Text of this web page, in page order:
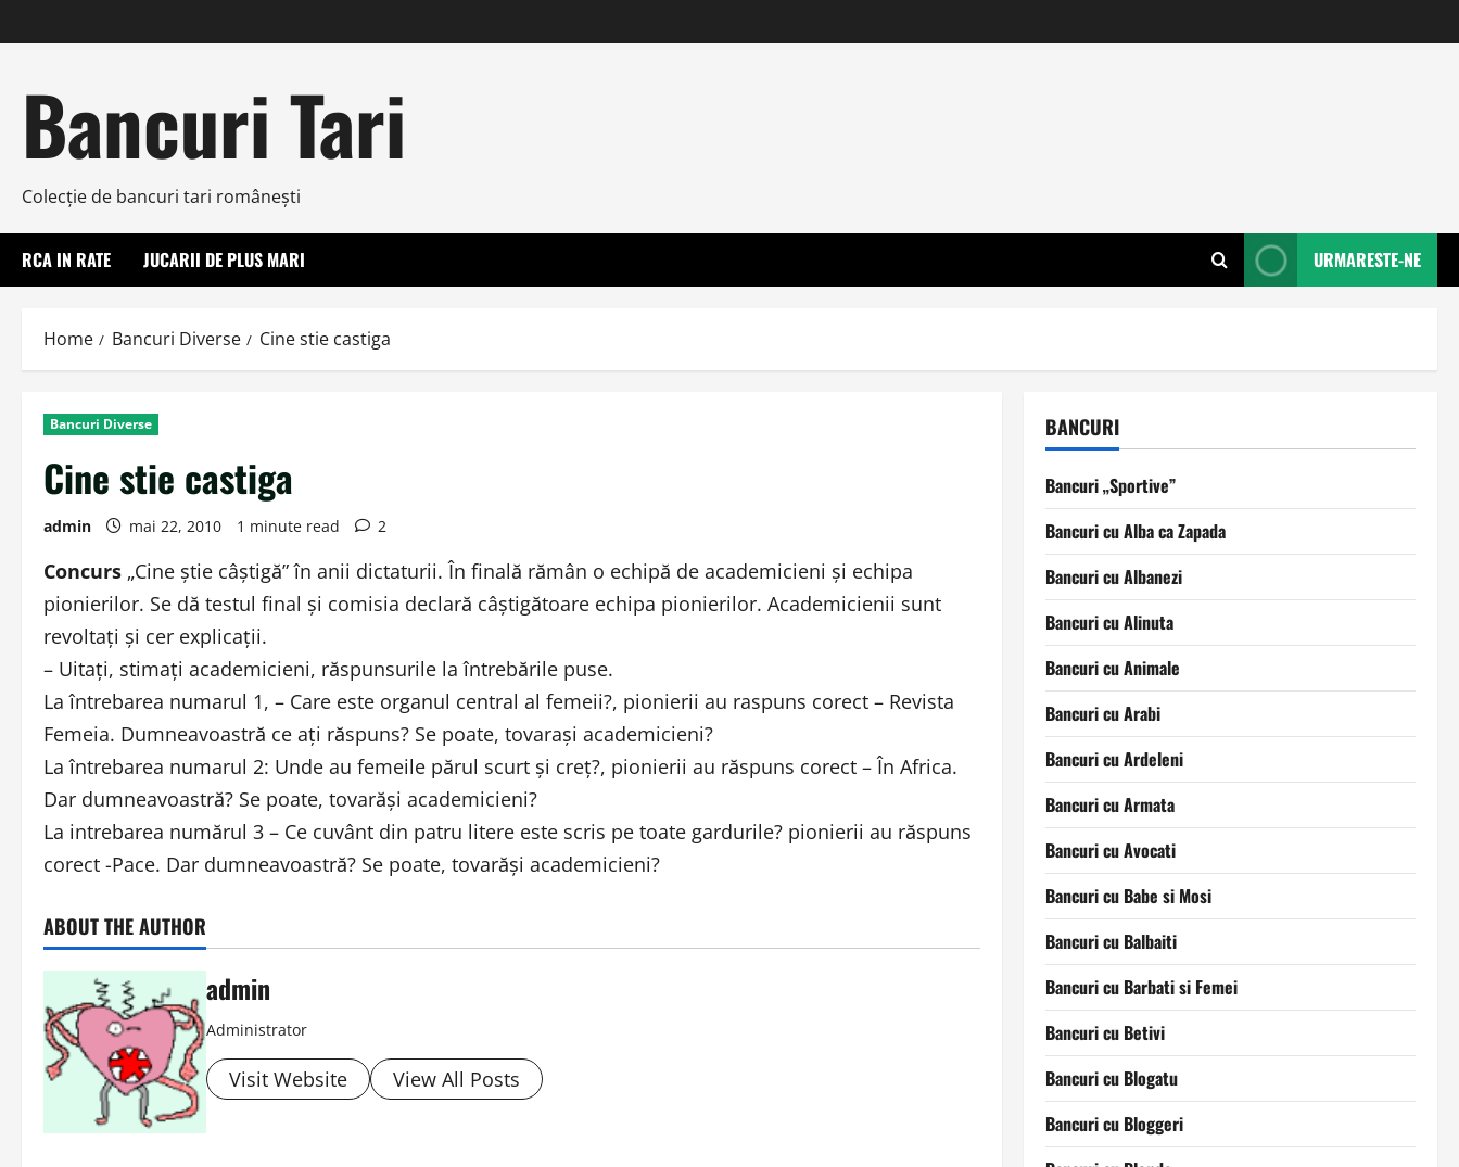
to
Bancuri Tari
Colecţie de bancuri tari româneşti
RCA IN RATE JUCARII DE PLUS MARI URMARESTE-NE
Home Bancuri Diverse Cine stie castiga
Bancuri Diverse
Cine stie castiga
admin mai 22, 2010 1 minute read 2
Concurs „Cine ştie câştigă” în anii dictaturii. În finală rămân o echipă de academicieni şi echipa
pionierilor. Se dă testul final şi comisia declară câştigătoare echipa pionierilor. Academicienii sunt
revoltaţi şi cer explicaţii.
– Uitaţi, stimaţi academicieni, răspunsurile la întrebările puse.
La întrebarea numarul 1, – Care este organul central al femeii?, pionierii au raspuns corect – Revista
Femeia. Dumneavoastră ce aţi răspuns? Se poate, tovaraşi academicieni?
La întrebarea numarul 2: Unde au femeile părul scurt şi creţ?, pionierii au răspuns corect – În Africa.
Dar dumneavoastră? Se poate, tovarăşi academicieni?
La intrebarea numărul 3 – Ce cuvânt din patru litere este scris pe toate gardurile? pionierii au răspuns
corect -Pace. Dar dumneavoastră? Se poate, tovarăşi academicieni?
ABOUT THE AUTHOR
admin
Administrator
Visit Website View All Posts
BANCURI
Bancuri „Sportive”
Bancuri cu Alba ca Zapada
Bancuri cu Albanezi
Bancuri cu Alinuta
Bancuri cu Animale
Bancuri cu Arabi
Bancuri cu Ardeleni
Bancuri cu Armata
Bancuri cu Avocati
Bancuri cu Babe si Mosi
Bancuri cu Balbaiti
Bancuri cu Barbati si Femei
Bancuri cu Betivi
Bancuri cu Blogatu
Bancuri cu Bloggeri